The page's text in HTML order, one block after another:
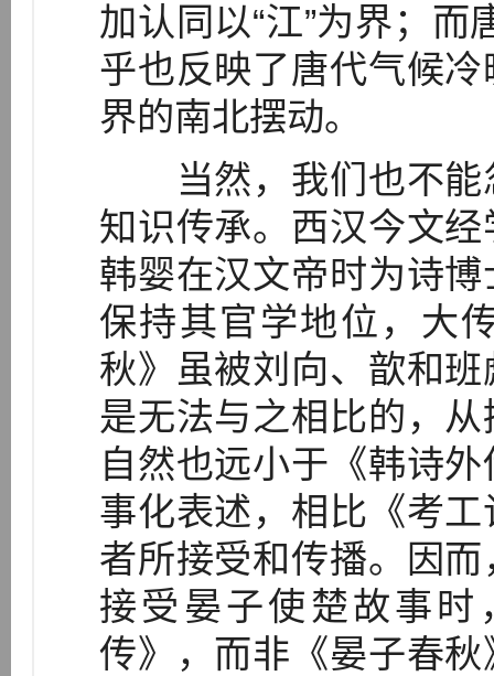
加认同以“江”为界；而
乎也反映了唐代气候
界的南北摆动。
当然，我们也不能
知识传承。西汉今文
韩婴在汉文帝时为诗
保持其官学地位，大
秋》虽被刘向、歆和
是无法与之相比的，
自然也远小于《韩诗
事化表述，相比《考
者所接受和传播。因
接受晏子使楚故事
传》，而非《晏子春